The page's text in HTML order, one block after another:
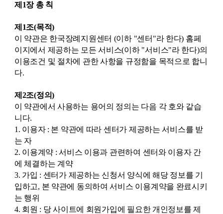
제1장 총 칙
제1조(목적)
이 약관은 한국장례지원센터 (이하 "센터"라 한다) 홈페
이지에서 제공하는 모든 서비스(이하 "서비스"라 한다)의
이용조건 및 절차에 관한 사항을 규정함을 목적으로 합니
다.
제2조(정의)
이 약관에서 사용하는 용어의 정의는 다음 각 호와 같습
니다.
1. 이용자 : 본 약관에 따라 센터가 제공하는 서비스를 받
는 자
2. 이용계약 : 서비스 이용과 관련하여 센터와 이용자 간
에 체결하는 계약
3. 가입 : 센터가 제공하는 신청서 양식에 해당 정보를 기
입하고, 본 약관에 동의하여 서비스 이용계약을 완료시키
는 행위
4. 회원 : 당 사이트에 회원가입에 필요한 개인정보를 제